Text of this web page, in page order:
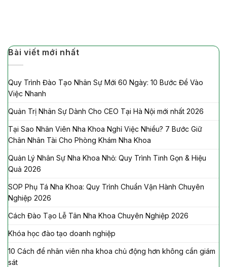
Bài viết mới nhất
Quy Trình Đào Tạo Nhân Sự Mới 60 Ngày: 10 Bước Để Vào
Việc Nhanh
Quản Trị Nhân Sự Dành Cho CEO Tại Hà Nội mới nhất 2026
Tại Sao Nhân Viên Nha Khoa Nghỉ Việc Nhiều? 7 Bước Giữ
Chân Nhân Tài Cho Phòng Khám Nha Khoa
Quản Lý Nhân Sự Nha Khoa Nhỏ: Quy Trình Tinh Gọn & Hiệu
Quả 2026
SOP Phụ Tá Nha Khoa: Quy Trình Chuẩn Vận Hành Chuyên
Nghiệp 2026
Cách Đào Tạo Lễ Tân Nha Khoa Chuyên Nghiệp 2026
Khóa học đào tạo doanh nghiệp
10 Cách để nhân viên nha khoa chủ động hơn không cần giám
sát